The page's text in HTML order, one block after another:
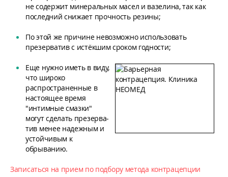
не содержит минеральных масел и вазелина, так как
последний снижает прочность резины;
По этой же причине невозможно использовать
презерватив с истёкшим сроком годности;
Еще нужно иметь в виду,
что широко
распространенные в
настоящее время
"интимные смазки"
могут сделать пре­зер­­ва­
тив менее надежным и
устойчивым к
обрыванию.
Записаться на прием по подбору метода контрацепции